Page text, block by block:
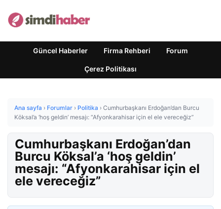
Güncel Haberler Firma Rehberi Forum
Çerez Politikası
Ana sayfa › Forumlar › Politika › Cumhurbaşkanı Erdoğan’dan Burcu
Köksal’a ‘hoş geldin’ mesajı: “Afyonkarahisar için el ele vereceğiz”
Cumhurbaşkanı Erdoğan’dan
Burcu Köksal’a ‘hoş geldin’
mesajı: “Afyonkarahisar için el
ele vereceğiz”